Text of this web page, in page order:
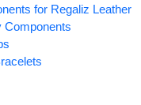
for Regaliz Leather
Components